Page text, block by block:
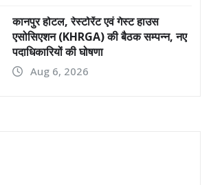
कानपुर होटल, रेस्टोरेंट एवं गेस्ट हाउस
एसोसिएशन (KHRGA) की बैठक सम्पन्न, नए
पदाधिकारियों की घोषणा
Aug 6, 2026